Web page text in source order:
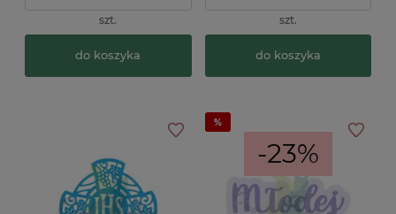
szt.
do koszyka
szt.
do koszyka
-23%